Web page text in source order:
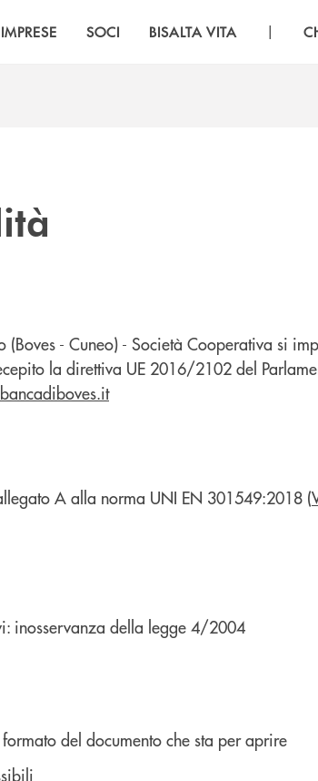
IMPRESE SOCI BISALTA VITA |
- Cuneo) - Società Cooperativa si
la direttiva UE 2016/2102 del
A alla norma UNI EN 301549:2018 (
inosservanza della legge 4/2004
del documento che sta per aprire